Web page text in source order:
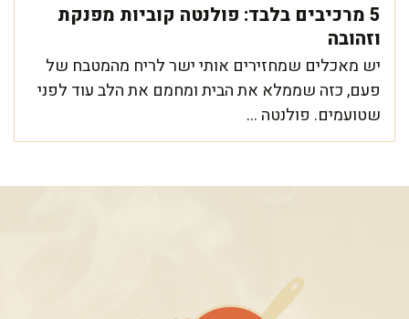
5 מרכיבים בלבד: פולנטה קוביות מפנקת
וזהובה
יש מאכלים שמחזירים אותי ישר לריח מהמטבח של
פעם, כזה שממלא את הבית ומחמם את הלב עוד לפני
שטועמים. פולנטה ...